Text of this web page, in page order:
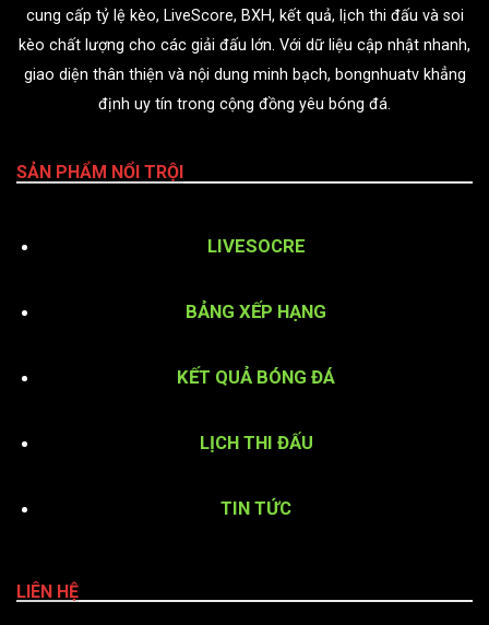
cung cấp tỷ lệ kèo, LiveScore, BXH, kết quả, lịch thi đấu và soi
kèo chất lượng cho các giải đấu lớn. Với dữ liệu cập nhật nhanh,
giao diện thân thiện và nội dung minh bạch, bongnhuatv khẳng
định uy tín trong cộng đồng yêu bóng đá.
SẢN PHẨM NỔI TRỘI
LIVESOCRE
BẢNG XẾP HẠNG
KẾT QUẢ BÓNG ĐÁ
LỊCH THI ĐẤU
TIN TỨC
LIÊN HỆ